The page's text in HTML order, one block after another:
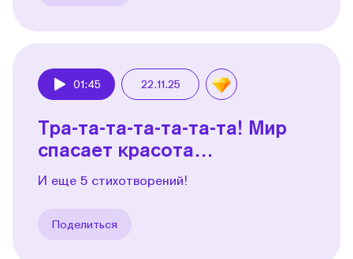
01:45 22.11.25
Тра-та-та-та-та-та-та! Мир
спасает красота…
И еще 5 стихотворений!
Поделиться